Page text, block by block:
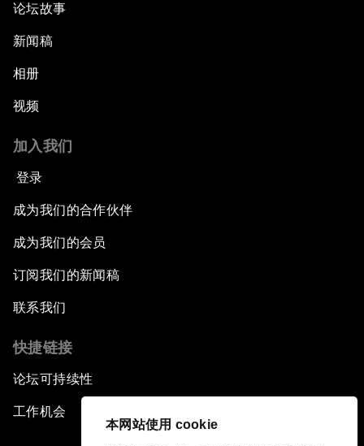
本网站使用 cookie
论坛故事
新闻稿
相册
视频
加入我们
登录
成为我们的合作伙伴
成为我们的会员
订阅我们的新闻稿
联系我们
快捷链接
论坛可持续性
工作机会